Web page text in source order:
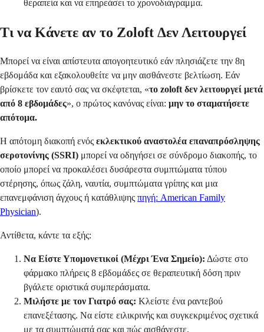
θεραπεία και να επηρεάσει το χρονοδιάγραμμα.
Τι να Κάνετε αν το Zoloft Δεν Λειτουργεί
Μπορεί να είναι απίστευτα απογοητευτικό εάν πλησιάζετε την 8η
εβδομάδα και εξακολουθείτε να μην αισθάνεστε βελτίωση. Εάν
βρίσκετε τον εαυτό σας να σκέφτεται, «το zoloft δεν λειτουργεί μετά
από 8 εβδομάδες», ο πρώτος κανόνας είναι: μην το σταματήσετε
απότομα.
Η απότομη διακοπή ενός εκλεκτικού αναστολέα επαναπρόσληψης
σεροτονίνης (SSRI) μπορεί να οδηγήσει σε σύνδρομο διακοπής, το
οποίο μπορεί να προκαλέσει δυσάρεστα συμπτώματα τύπου
στέρησης, όπως ζάλη, ναυτία, συμπτώματα γρίπης και μια
επανεμφάνιση άγχους ή κατάθλιψης πηγή: American Family
Physician).
Αντίθετα, κάντε τα εξής:
Να Είστε Υπομονετικοί (Μέχρι Ένα Σημείο): Δώστε στο
φάρμακο πλήρεις 8 εβδομάδες σε θεραπευτική δόση πριν
βγάλετε οριστικά συμπεράσματα.
Μιλήστε με τον Γιατρό σας: Κλείστε ένα ραντεβού
επανεξέτασης. Να είστε ειλικρινής και συγκεκριμένος σχετικά
με τα συμπτώματά σας και πώς αισθάνεστε.